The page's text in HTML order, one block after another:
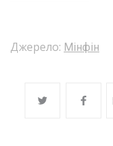
Джерело: Мінфін